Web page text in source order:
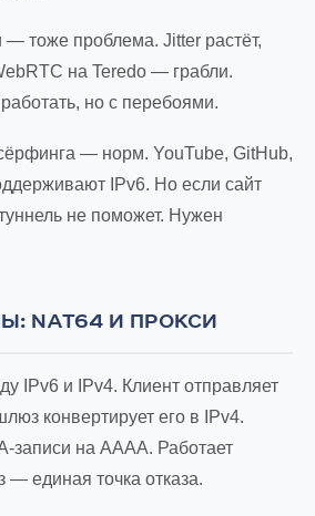
— тоже проблема. Jitter растёт,
на Teredo — грабли.
но с перебоями.
— норм. YouTube, GitHub,
IPv6. Но если сайт
не поможет. Нужен
NAT64 И ПРОКСИ
IPv6 и IPv4. Клиент отправляет
конвертирует его в IPv4.
записи на AAAA. Работает
— единая точка отказа.